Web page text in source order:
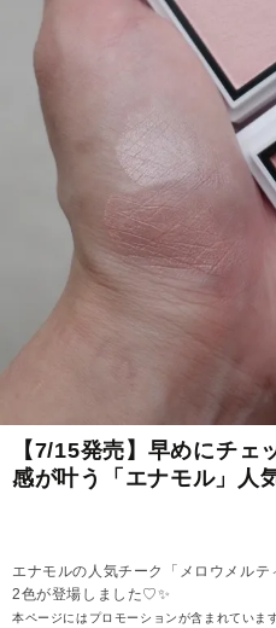
【7/15発売】早めにチェ
感が叶う「エナモル」人
エナモルの人気チーク「メロウメル
2色が登場しました♡✨
本ページにはプロモーションが含まれていま